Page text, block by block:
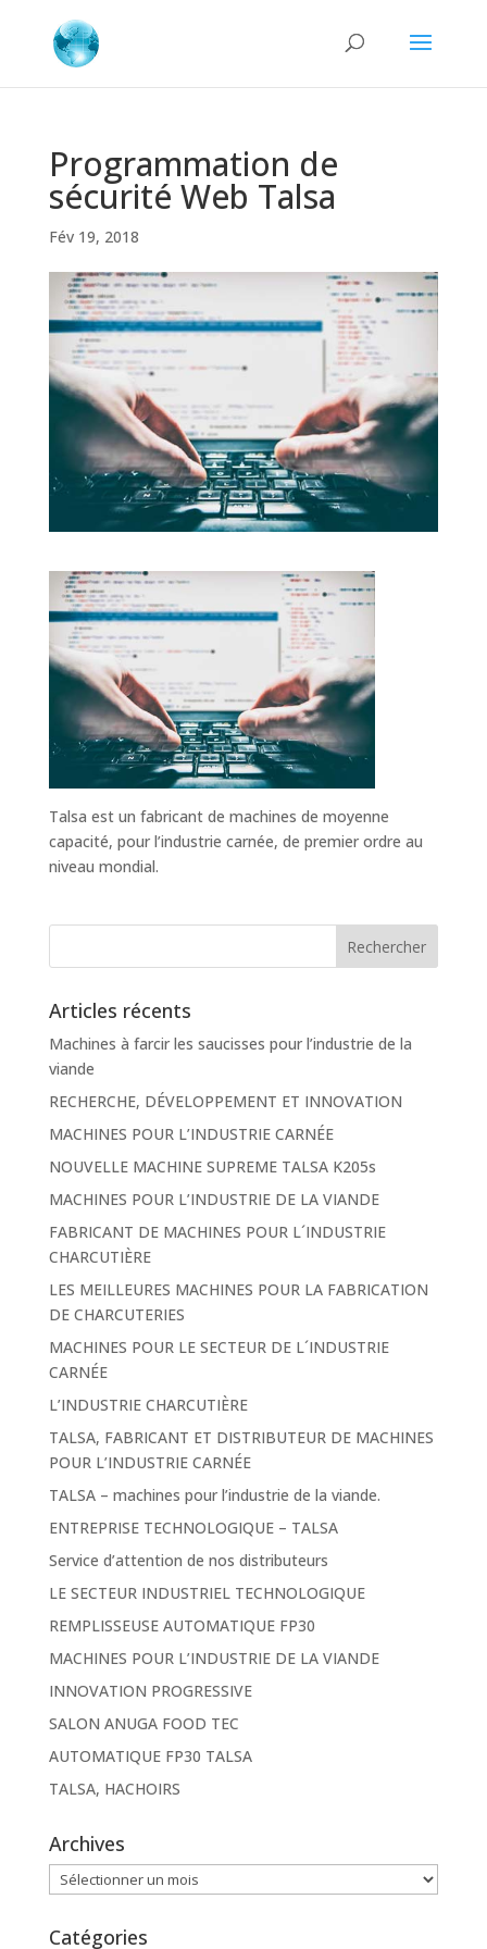
Programmation de
sécurité Web Talsa
Fév 19, 2018
Talsa est un fabricant de machines de moyenne
capacité, pour l’industrie carnée, de premier ordre au
niveau mondial.
Articles récents
Machines à farcir les saucisses pour l’industrie de la
viande
RECHERCHE, DÉVELOPPEMENT ET INNOVATION
MACHINES POUR L’INDUSTRIE CARNÉE
NOUVELLE MACHINE SUPREME TALSA K205s
MACHINES POUR L’INDUSTRIE DE LA VIANDE
FABRICANT DE MACHINES POUR L´INDUSTRIE
CHARCUTIÈRE
LES MEILLEURES MACHINES POUR LA FABRICATION
DE CHARCUTERIES
MACHINES POUR LE SECTEUR DE L´INDUSTRIE
CARNÉE
L’INDUSTRIE CHARCUTIÈRE
TALSA, FABRICANT ET DISTRIBUTEUR DE MACHINES
POUR L’INDUSTRIE CARNÉE
TALSA – machines pour l’industrie de la viande.
ENTREPRISE TECHNOLOGIQUE – TALSA
Service d’attention de nos distributeurs
LE SECTEUR INDUSTRIEL TECHNOLOGIQUE
REMPLISSEUSE AUTOMATIQUE FP30
MACHINES POUR L’INDUSTRIE DE LA VIANDE
INNOVATION PROGRESSIVE
SALON ANUGA FOOD TEC
AUTOMATIQUE FP30 TALSA
TALSA, HACHOIRS
Archives
Archives
Catégories